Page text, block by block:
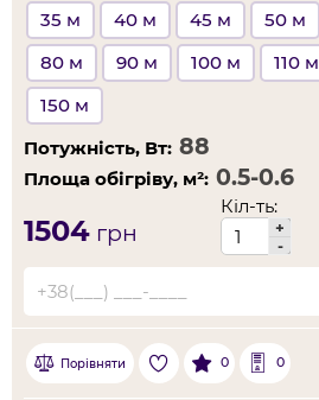
35 м
40 м 45 м 50 м
80 м
90 м 100 м 110 м
150 м
Потужність, Вт:
Площа обігріву, м²:
1504 грн
Кіл-ть:
+
-
Порівняти 0 0